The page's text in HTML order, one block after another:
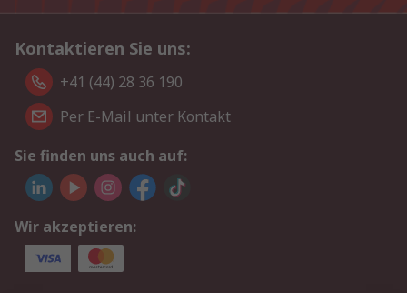
Kontaktieren Sie uns:
+41 (44) 28 36 190
Per E-Mail unter Kontakt
Sie finden uns auch auf:
Wir akzeptieren: